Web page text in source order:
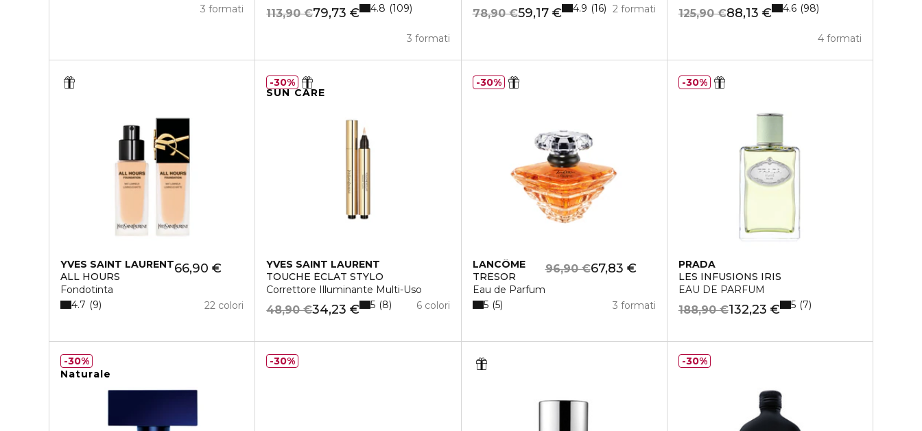
3 formati 79,73 €
113,90 €
3 formati
4.8 109 59,17 €
78,90 € 2 formati
4.9 16 88,13 €
125,90 €
4 formati
4.6 98
YVES SAINT LAURENT
ALL HOURS
Fondotinta
66,90 €
22 colori
4.7 9
SUN CARE
YVES SAINT LAURENT
TOUCHE ÉCLAT STYLO
Correttore Illuminante Multi-Uso
34,23 €
48,90 € 6 colori
5 8
30%
LANCÔME
TRÉSOR
Eau de Parfum
67,83 €
96,90 €
3 formati
5 5
30%
PRADA
LES INFUSIONS IRIS
EAU DE PARFUM
132,23 €
188,90 € 5 7
30%
Naturale
30% 30% 30%